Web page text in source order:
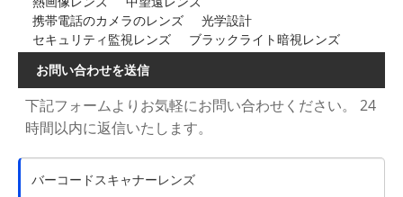
携帯電話のカメラのレンズ
光学設計
セキュリティ監視レンズ
ブラックライト暗視レンズ
お問い合わせを送信
下記フォームよりお気軽にお問い合わせください。 24
時間以内に返信いたします。